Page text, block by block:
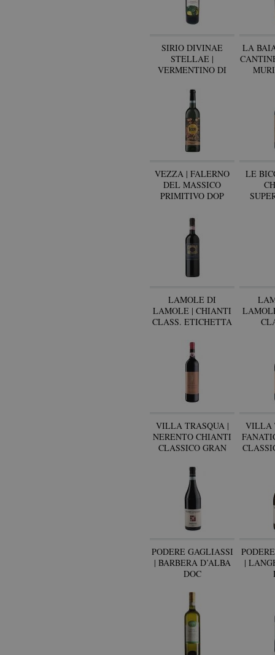
SIRIO DIVINAE
STELLAE |
VERMENTINO DI
LA
VEZZA | FALERNO
DEL MASSICO
PRIMITIVO DOP
LE
LAMOLE DI
LAMOLE | CHIANTI
CLASS. ETICHETTA
VILLA TRASQUA |
NERENTO CHIANTI
CLASSICO GRAN
VILLA
PODERE GAGLIASSI
| BARBERA D’ALBA
DOC
|